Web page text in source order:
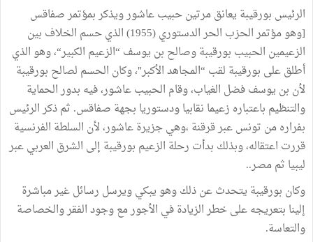
الرئيس بورقيبة يعانق مرتين حبيب عاشور ويذكر بمؤتمر صفاقس
[وهو مؤتمر الحزب الحر الدستوري (1955) الذي حسم الخلاف بين
الزعيمين الحبيب بورقيبة وصالح بن يوسف “الزعيم الكبير“، وهو الذي
أطلق على بورقيبة لقب “المجاهد الأكبر"، وكان الحسم لصالح بورقيبة
لأن بن يوسف فضل الغياب، وقام الحبيب عاشور، فيه بدور الحماية
والتنظيم باعتباره زعيما نقابيا ودستوريا بجهة صفاقس. ثم ذكر الرئيس
بفراره من تونس عبر قرقنة ،وهي جزيرة عاشور، لأن السلطة الفرنسية
قررت اعتقاله، وبذلك بدأت رحلة الزعيم بورقيبة إلى الشرق العربي عبر
ليبيا ثم مصر..
وكان بورقيبة يتحدث عن ذلك وهو يبكي ويرسل رسائل غير مباشرة
إلينا بتعريجه على خطر الزيادة في الأجور مع وجود الفقر والخصاصة
والتعاسة.